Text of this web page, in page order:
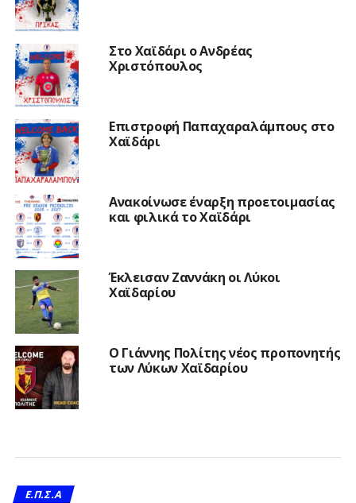
Στο Χαϊδάρι ο Ανδρέας
Χριστόπουλος
Επιστροφή Παπαχαραλάμπους στο
Χαϊδάρι
Ανακοίνωσε έναρξη προετοιμασίας
και φιλικά το Χαϊδάρι
Έκλεισαν Ζαννάκη οι Λύκοι
Χαϊδαρίου
Ο Γιάννης Πολίτης νέος προπονητής
των Λύκων Χαϊδαρίου
Ε.Π.Σ.Α